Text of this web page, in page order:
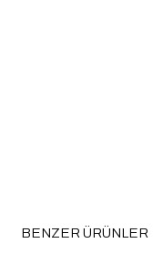
BENZER ÜRÜNLER